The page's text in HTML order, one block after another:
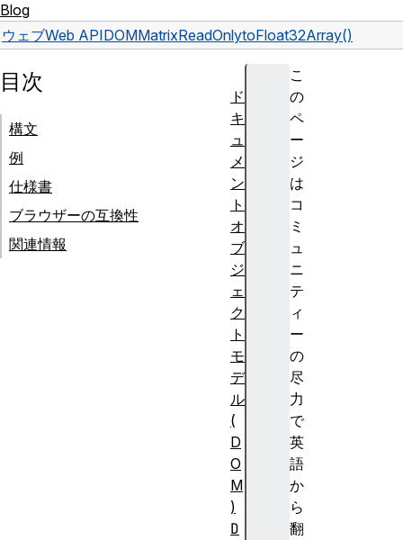
Blog
ウェブWeb APIDOMMatrixReadOnlytoFloat32Array()
こ
の
ペ
ー
ジ
は
コ
ミ
ュ
ニ
テ
ィ
ー
の
尽
力
で
英
語
か
ら
翻
目次
構文
例
仕様書
ブラウザーの互換性
関連情報
ド
キ
ュ
メ
ン
ト
オ
ブ
ジ
ェ
ク
ト
モ
デ
ル
(
D
O
M
)
D